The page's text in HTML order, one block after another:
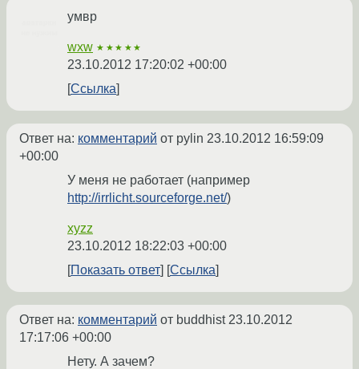
умвр
wxw ★★★★★
23.10.2012 17:20:02 +00:00
Ссылка
Ответ на: комментарий от pylin 23.10.2012 16:59:09
+00:00
У меня не работает (например
http://irrlicht.sourceforge.net/)
xyzz
23.10.2012 18:22:03 +00:00
Показать ответ
Ссылка
Ответ на: комментарий от buddhist 23.10.2012
17:17:06 +00:00
Нету. А зачем?